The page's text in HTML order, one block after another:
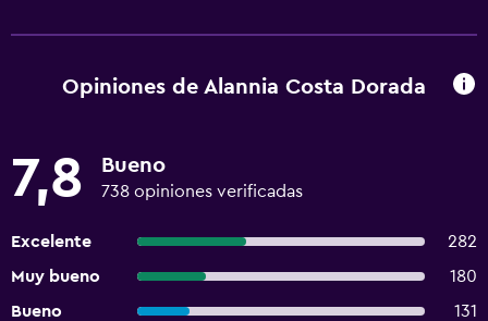
Opiniones de Alannia Costa Dorada
7,8 Bueno
738 opiniones verificadas
Excelente
282
Muy bueno
180
Bueno
131